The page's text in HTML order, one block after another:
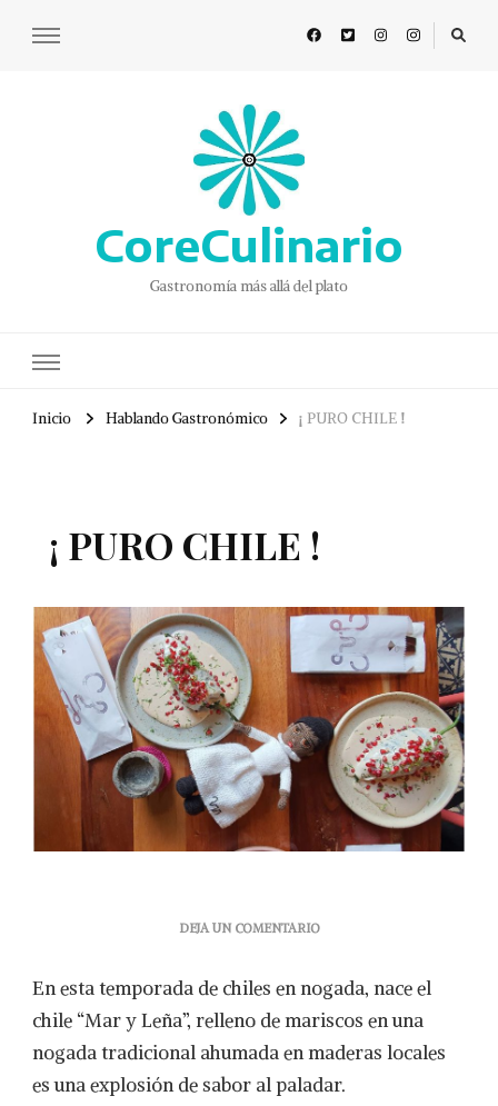
CoreCulinario
Gastronomía más allá del plato
Inicio Hablando Gastronómico ¡ PURO CHILE !
¡ PURO CHILE !
DEJA UN COMENTARIOEN
CHILE
!
En esta temporada de chiles en nogada, nace el
chile “Mar y Leña”, relleno de mariscos en una
nogada tradicional ahumada en maderas locales
es una explosión de sabor al paladar.